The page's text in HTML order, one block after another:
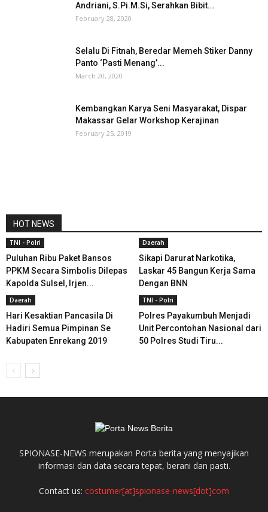
Andriani, S.Pi.M.Si, Serahkan Bibit...
February 28, 2020
Selalu Di Fitnah, Beredar Memeh Stiker Danny
Panto ‘Pasti Menang’...
March 20, 2020
Kembangkan Karya Seni Masyarakat, Dispar
Makassar Gelar Workshop Kerajinan
February 25, 2019
HOT NEWS
TNI - Polri
Puluhan Ribu Paket Bansos
PPKM Secara Simbolis Dilepas
Kapolda Sulsel, Irjen...
Daerah
Sikapi Darurat Narkotika,
Laskar 45 Bangun Kerja Sama
Dengan BNN
Daerah
Hari Kesaktian Pancasila Di
Hadiri Semua Pimpinan Se
Kabupaten Enrekang 2019
TNI - Polri
Polres Payakumbuh Menjadi
Unit Percontohan Nasional dari
50 Polres Studi Tiru...
SPIONASE-NEWS merupakan Porta berita yang menyajikan
informasi dan data secara tepat, berani dan pasti.
Contact us: costumer[at]spionase-news[dot]com